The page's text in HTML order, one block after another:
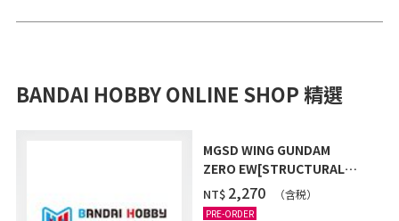
BANDAI HOBBY ONLINE SHOP 精選
MGSD WING GUNDAM
ZERO EW[STRUCTURAL
COATING/BLACK] [2026年
12月發送]
NT$ ‌2,270 （含税）
PRE-ORDER